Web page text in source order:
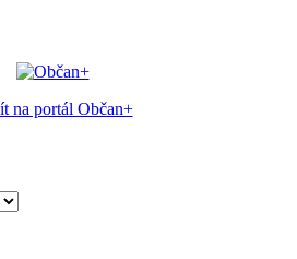
na portál Občan+